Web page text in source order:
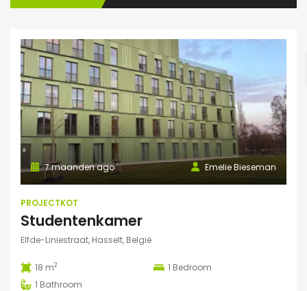
Emelie Bieseman
7 maanden ago
PROJECTKOT
Studentenkamer
Elfde-Liniestraat, Hasselt, België
18 m2 1 Bedroom
1 Bathroom